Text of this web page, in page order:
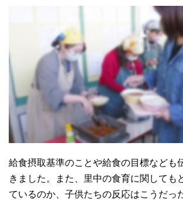
給食摂取基準のことや給食の目標なども
きました。また、里中の食育に関しても
ているのか、子供たちの反応はこうだっ